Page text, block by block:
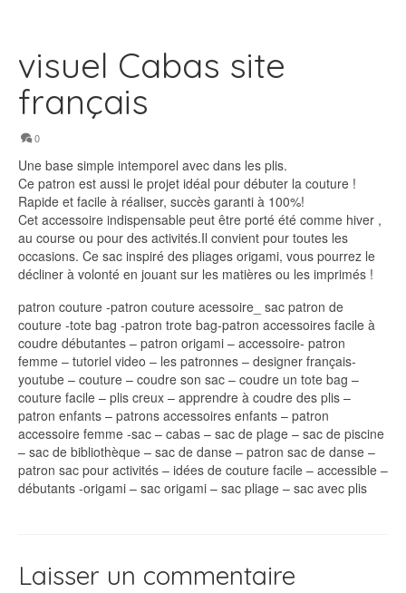
visuel Cabas site
français
0
Une base simple intemporel avec dans les plis.
Ce patron est aussi le projet idéal pour débuter la couture !
Rapide et facile à réaliser, succès garanti à 100%!
Cet accessoire indispensable peut être porté été comme hiver ,
au course ou pour des activités.Il convient pour toutes les
occasions. Ce sac inspiré des pliages origami, vous pourrez le
décliner à volonté en jouant sur les matières ou les imprimés !
patron couture -patron couture acessoire_ sac patron de
couture -tote bag -patron trote bag-patron accessoires facile à
coudre débutantes – patron origami – accessoire- patron
femme – tutoriel video – les patronnes – designer français-
youtube – couture – coudre son sac – coudre un tote bag –
couture facile – plis creux – apprendre à coudre des plis –
patron enfants – patrons accessoires enfants – patron
accessoire femme -sac – cabas – sac de plage – sac de piscine
– sac de bibliothèque – sac de danse – patron sac de danse –
patron sac pour activités – idées de couture facile – accessible –
débutants -origami – sac origami – sac pliage – sac avec plis
Laisser un commentaire